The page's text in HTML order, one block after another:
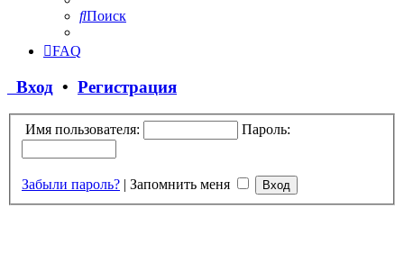
Поиск
FAQ
Вход • Регистрация
Имя пользователя: Пароль:
Забыли пароль? | Запомнить меня